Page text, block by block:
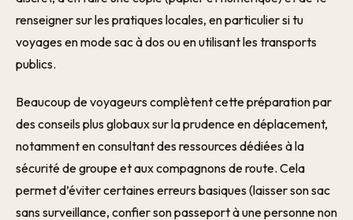
renseigner sur les pratiques locales, en particulier si tu
voyages en mode sac à dos ou en utilisant les transports
publics.
Beaucoup de voyageurs complètent cette préparation par
des conseils plus globaux sur la prudence en déplacement,
notamment en consultant des ressources dédiées à la
sécurité de groupe et aux compagnons de route. Cela
permet d’éviter certaines erreurs basiques (laisser son sac
sans surveillance, confier son passeport à une personne non